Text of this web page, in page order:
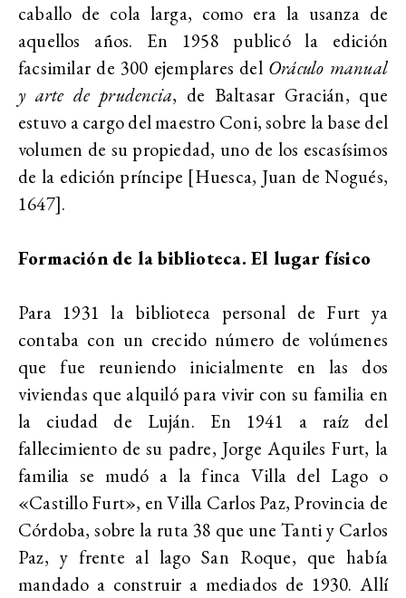
caballo de cola larga, como era la usanza de
aquellos años. En 1958 publicó la edición
facsimilar de 300 ejemplares del Oráculo manual
y arte de prudencia, de Baltasar Gracián, que
estuvo a cargo del maestro Coni, sobre la base del
volumen de su propiedad, uno de los escasísimos
de la edición príncipe [Huesca, Juan de Nogués,
1647].
Formación de la biblioteca. El lugar físico
Para 1931 la biblioteca personal de Furt ya
contaba con un crecido número de volúmenes
que fue reuniendo inicialmente en las dos
viviendas que alquiló para vivir con su familia en
la ciudad de Luján. En 1941 a raíz del
fallecimiento de su padre, Jorge Aquiles Furt, la
familia se mudó a la finca Villa del Lago o
«Castillo Furt», en Villa Carlos Paz, Provincia de
Córdoba,sobre la ruta 38 que une Tanti y Carlos
Paz, y frente al lago San Roque, que había
mandado a construir a mediados de 1930. Allí